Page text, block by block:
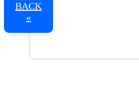
BACK
«